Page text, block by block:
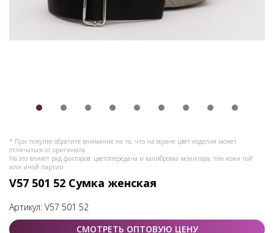
* При покупке обратите внимание на то, что на экране цвет изделия может
отличаться от оригинала.
На это влияет ряд факторов: цветопередача и калибровка монитора, тон кожи той
или иной партии.
V57 501 52 Сумка женская
Артикул: V57 501 52
СМОТРЕТЬ ОПТОВУЮ ЦЕНУ